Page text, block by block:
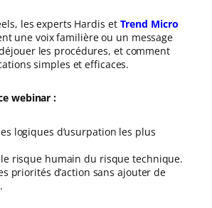
les experts Hardis et Trend Micro
une voix familière ou un message
les procédures, et comment
simples et efficaces.
webinar :
logiques d’usurpation les plus
risque humain du risque technique.
priorités d’action sans ajouter de